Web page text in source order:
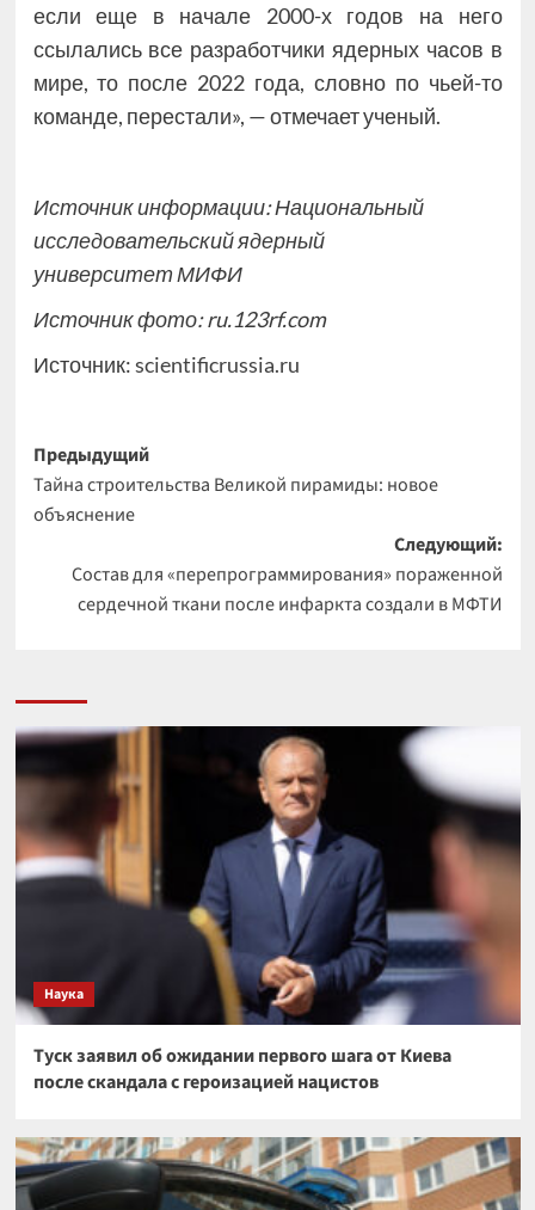
если еще в начале 2000-х годов на него
ссылались все разработчики ядерных часов в
мире, то после 2022 года, словно по чьей-то
команде, перестали», — отмечает ученый.
Источник информации: Национальный
исследовательский ядерный
университет МИФИ
Источник фото: ru.123rf.com
Источник:scientificrussia.ru
Навигация
записи
Предыдущий
Тайна строительства Великой пирамиды: новое
объяснение
Следующий:
Состав для «перепрограммирования» пораженной
сердечной ткани после инфаркта создали в МФТИ
Наука
Туск заявил об ожидании первого шага от Киева
после скандала с героизацией нацистов